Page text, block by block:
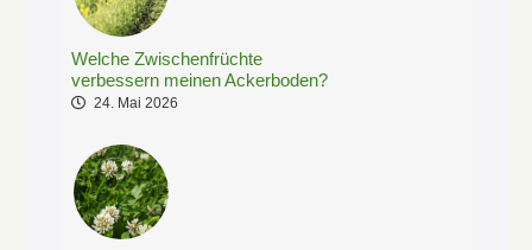
Welche Zwischenfrüchte
verbessern meinen Ackerboden?
24. Mai 2026